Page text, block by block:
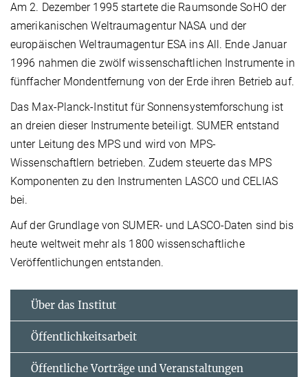
Am 2. Dezember 1995 startete die Raumsonde SoHO der
amerikanischen Weltraumagentur NASA und der
europäischen Weltraumagentur ESA ins All. Ende Januar
1996 nahmen die zwölf wissenschaftlichen Instrumente in
fünffacher Mondentfernung von der Erde ihren Betrieb auf.
Das Max-Planck-Institut für Sonnensystemforschung ist
an dreien dieser Instrumente beteiligt. SUMER entstand
unter Leitung des MPS und wird von MPS-
Wissenschaftlern betrieben. Zudem steuerte das MPS
Komponenten zu den Instrumenten LASCO und CELIAS
bei.
Auf der Grundlage von SUMER- und LASCO-Daten sind bis
heute weltweit mehr als 1800 wissenschaftliche
Veröffentlichungen entstanden.
Über das Institut
Öffentlichkeitsarbeit
Öffentliche Vorträge und Veranstaltungen